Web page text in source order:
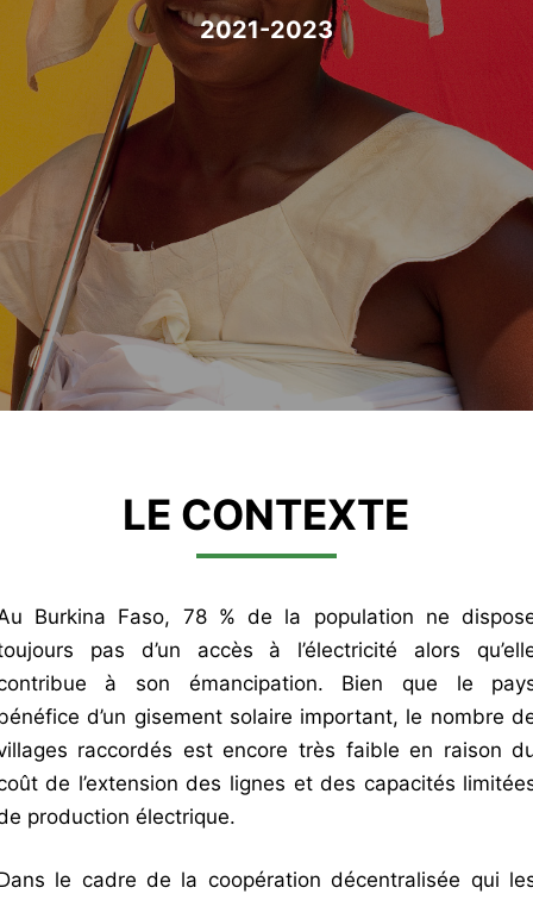
2021-2023
LE CONTEXTE
Burkina Faso, 78 % de la population ne
pas d’un accès à l’électricité alors
à son émancipation. Bien que le
d’un gisement solaire important, le nombre
raccordés est encore très faible en raison
de l’extension des lignes et des capacités
production électrique.
le cadre de la coopération décentralisée qui